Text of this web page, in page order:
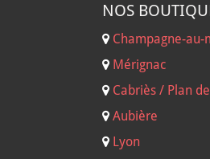
NOS B
Champagne-
Mérignac
Cabriès / Plan
Aubière
Lyon